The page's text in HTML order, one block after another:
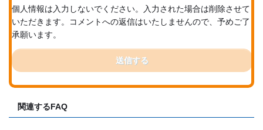
個人情報は入力しないでください。入力された場合は削除させて
いただきます。コメントへの返信はいたしませんので、予めご了
承願います。
送信する
関連するFAQ